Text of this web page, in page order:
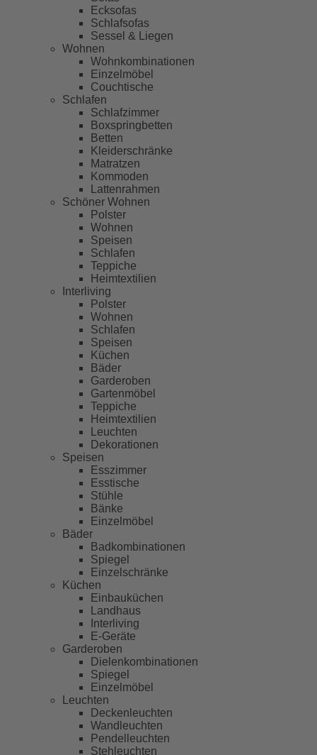
Ecksofas
Schlafsofas
Sessel & Liegen
Wohnen
Wohnkombinationen
Einzelmöbel
Couchtische
Schlafen
Schlafzimmer
Boxspringbetten
Betten
Kleiderschränke
Matratzen
Kommoden
Lattenrahmen
Schöner Wohnen
Polster
Wohnen
Speisen
Schlafen
Teppiche
Heimtextilien
Interliving
Polster
Wohnen
Schlafen
Speisen
Küchen
Bäder
Garderoben
Gartenmöbel
Teppiche
Heimtextilien
Leuchten
Dekorationen
Speisen
Esszimmer
Esstische
Stühle
Bänke
Einzelmöbel
Bäder
Badkombinationen
Spiegel
Einzelschränke
Küchen
Einbauküchen
Landhaus
Interliving
E-Geräte
Garderoben
Dielenkombinationen
Spiegel
Einzelmöbel
Leuchten
Deckenleuchten
Wandleuchten
Pendelleuchten
Stehleuchten